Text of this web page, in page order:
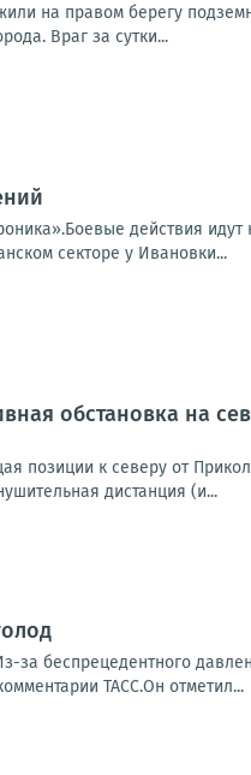
на правом берегу
Враг за сутки...
действия
секторе у Ивановки...
обстановка на
к северу от
дистанция (и...
за беспрецедентного
ТАСС.Он отметил...